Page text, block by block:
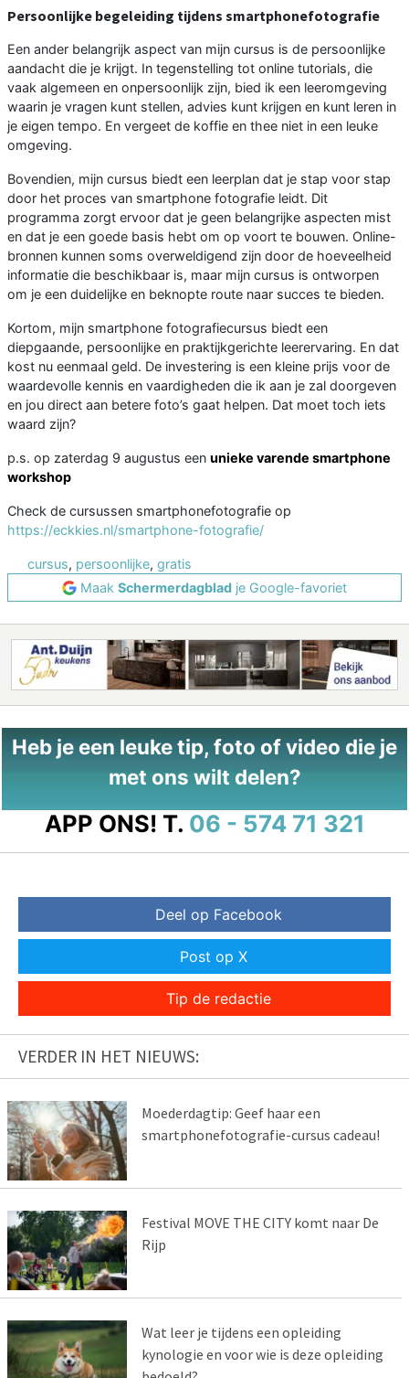
Persoonlijke begeleiding tijdens smartphonefotografie
Een ander belangrijk aspect van mijn cursus is de persoonlijke
aandacht die je krijgt. In tegenstelling tot online tutorials, die
vaak algemeen en onpersoonlijk zijn, bied ik een leeromgeving
waarin je vragen kunt stellen, advies kunt krijgen en kunt leren in
je eigen tempo. En vergeet de koffie en thee niet in een leuke
omgeving.
Bovendien, mijn cursus biedt een leerplan dat je stap voor stap
door het proces van smartphone fotografie leidt. Dit
programma zorgt ervoor dat je geen belangrijke aspecten mist
en dat je een goede basis hebt om op voort te bouwen. Online-
bronnen kunnen soms overweldigend zijn door de hoeveelheid
informatie die beschikbaar is, maar mijn cursus is ontworpen
om je een duidelijke en beknopte route naar succes te bieden.
Kortom, mijn smartphone fotografiecursus biedt een
diepgaande, persoonlijke en praktijkgerichte leerervaring. En dat
kost nu eenmaal geld. De investering is een kleine prijs voor de
waardevolle kennis en vaardigheden die ik aan je zal doorgeven
en jou direct aan betere foto’s gaat helpen. Dat moet toch iets
waard zijn?
p.s. op zaterdag 9 augustus een unieke varende smartphone
workshop
Check de cursussen smartphonefotografie op
https://eckkies.nl/smartphone-fotografie/
cursus, persoonlijke, gratis
Maak Schermerdagblad je Google-favoriet
Heb je een leuke tip, foto of video die je
met ons wilt delen?
APP ONS! T. 06 - 574 71 321
Deel op Facebook
Post op X
Tip de redactie
VERDER IN HET NIEUWS:
Moederdagtip: Geef haar een
smartphonefotografie-cursus cadeau!
Festival MOVE THE CITY komt naar De
Rijp
Wat leer je tijdens een opleiding
kynologie en voor wie is deze opleiding